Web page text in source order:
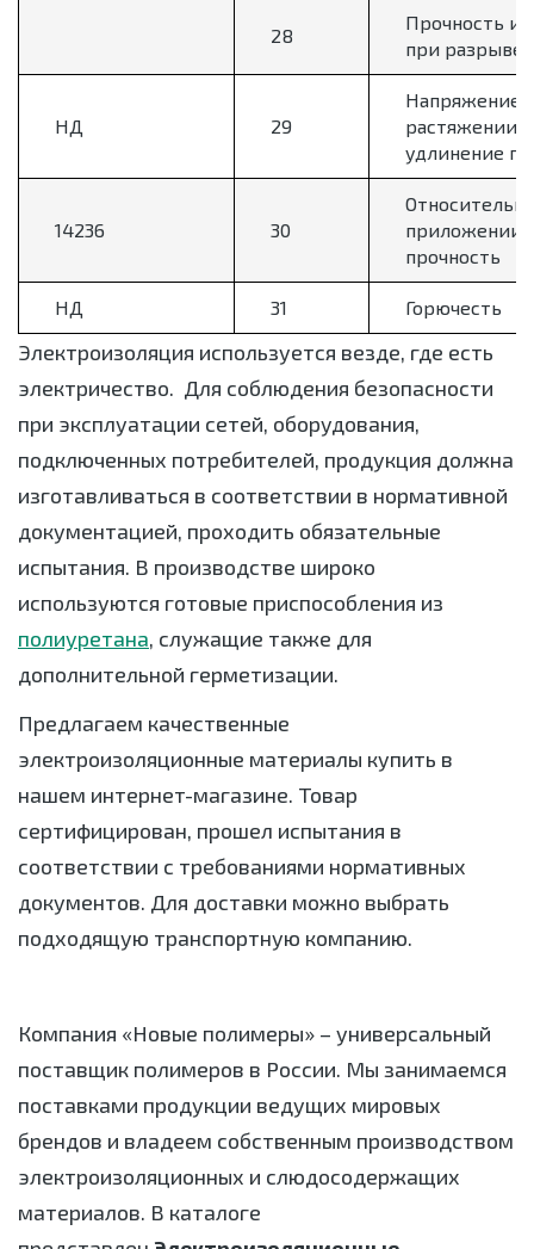
28
Прочность и
при разрыве
НД 29
Напряжение
растяжении
удлинение
14236 30
приложении
прочность
НД 31 Горючесть
Электроизоляция используется везде, где есть
электричество. Для соблюдения безопасности
при эксплуатации сетей, оборудования,
подключенных потребителей, продукция должна
изготавливаться в соответствии в нормативной
документацией, проходить обязательные
испытания. В производстве широко
используются готовые приспособления из
полиуретана, служащие также для
дополнительной герметизации.
Предлагаем качественные
электроизоляционные материалы купить в
нашем интернет-магазине. Товар
сертифицирован, прошел испытания в
соответствии с требованиями нормативных
документов. Для доставки можно выбрать
подходящую транспортную компанию.
Компания «Новые полимеры» – универсальный
поставщик полимеров в России. Мы занимаемся
поставками продукции ведущих мировых
брендов и владеем собственным производством
электроизоляционных и слюдосодержащих
материалов. В каталоге